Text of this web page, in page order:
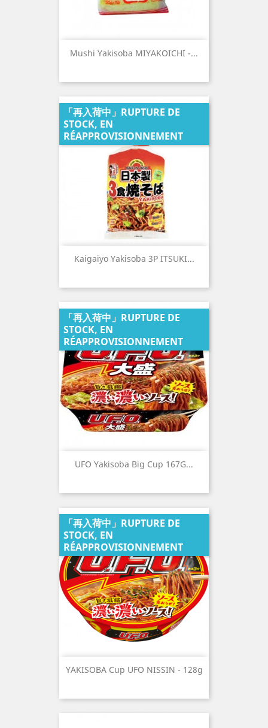
Mushi Yakisoba MIYAKOICHI -...
Kaigaiyo Yakisoba 3P ITSUKI...
「再入荷中」RUPTURE DE
STOCK, EN
RÉAPPROVISIONNEMENT
UFO Yakisoba Big Cup 167G...
「再入荷中」RUPTURE DE
STOCK, EN
RÉAPPROVISIONNEMENT
YAKISOBA Cup UFO NISSIN - 128g
「再入荷中」RUPTURE DE
STOCK, EN
RÉAPPROVISIONNEMENT